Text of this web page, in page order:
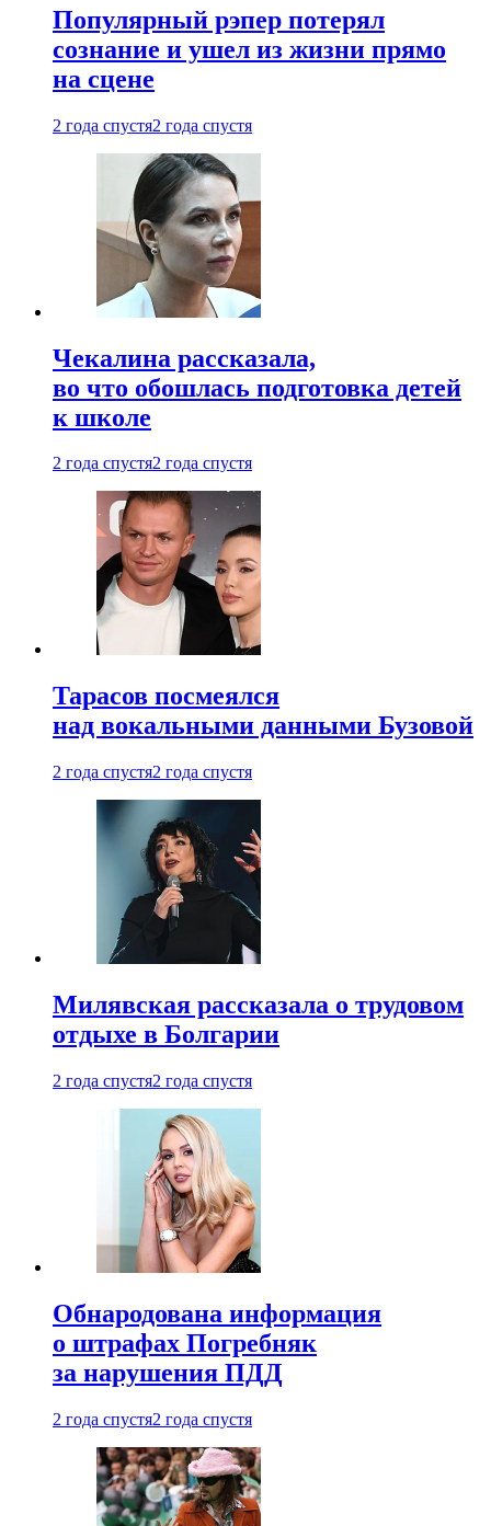
Популярный рэпер потерял
сознание и ушел из жизни прямо
на сцене
2 года спустя2 года спустя
Чекалина рассказала,
во что обошлась подготовка детей
к школе
2 года спустя2 года спустя
Тарасов посмеялся
над вокальными данными Бузовой
2 года спустя2 года спустя
Милявская рассказала о трудовом
отдыхе в Болгарии
2 года спустя2 года спустя
Обнародована информация
о штрафах Погребняк
за нарушения ПДД
2 года спустя2 года спустя